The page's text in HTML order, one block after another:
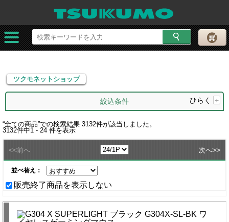
ツクモネットショップ
ツクモネットショップ
絞込条件 ひらく +
“全ての商品”での検索結果 3132件が該当しました。
3132件中1 - 24 件を表示
<<前へ 次へ>>
並べ替え：
販売終了商品を表示しない